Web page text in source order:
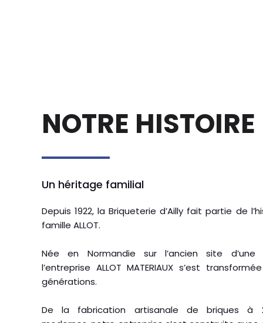
NOTRE HISTOIRE
Un héritage familial
Depuis 1922, la Briqueterie d’Ailly fait partie de
famille ALLOT.
Née en Normandie sur l’ancien site d’une
l’entreprise ALLOT MATERIAUX s’est
générations.
De la fabrication artisanale de briques à